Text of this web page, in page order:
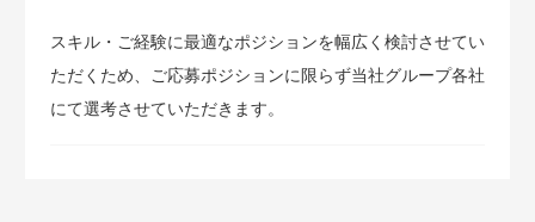
スキル・ご経験に最適なポジションを幅広く検討させてい
ただくため、ご応募ポジションに限らず当社グループ各社
にて選考させていただきます。